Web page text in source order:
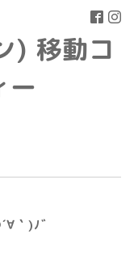
) 移動コ
ー
｀)ﾉﾞ